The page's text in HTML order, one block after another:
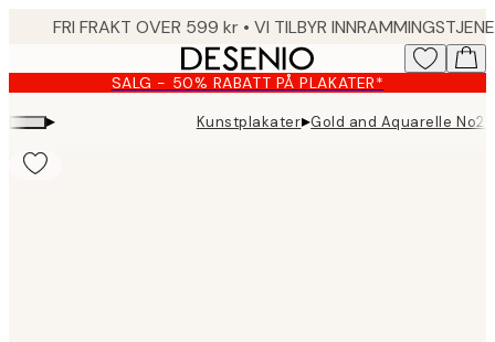
content.
SALG - 50% RABATT PÅ PLAKATER*
▸ Kunstplakater▸Gold and Aquarelle No2